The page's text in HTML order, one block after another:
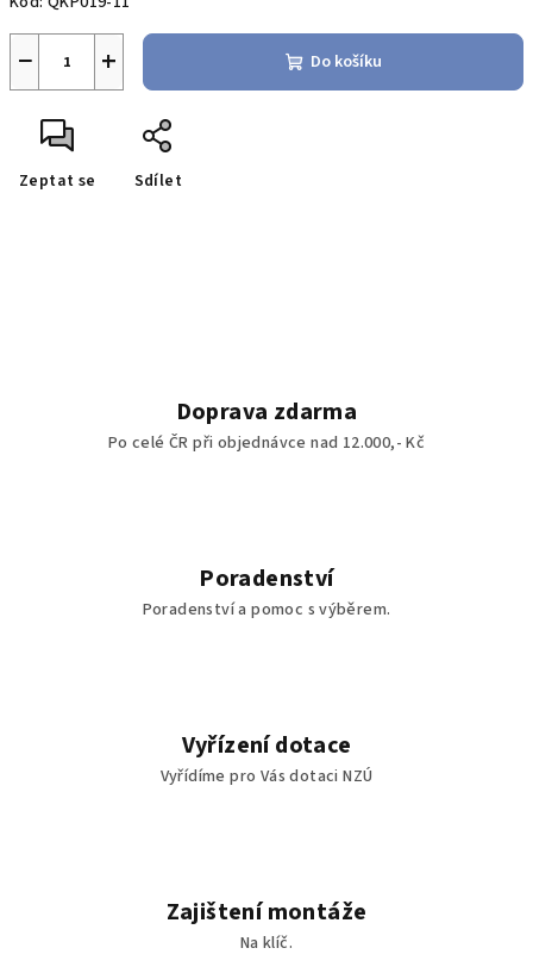
+
− Do košíku
Zeptat se Sdílet
Doprava zdarma
Po celé ČR při objednávce nad 12.000,- Kč
Poradenství
Poradenství a pomoc s výběrem.
Vyřízení dotace
Vyřídíme pro Vás dotaci NZÚ
Zajištení montáže
Na klíč.